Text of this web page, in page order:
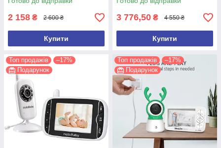
2 158 ₴ 2 600 ₴
Купити
3 776,50 ₴ 4 550 ₴
Купити
Топ продажів
–17%
Подарунок
Топ продажів
–17%
Подарунок